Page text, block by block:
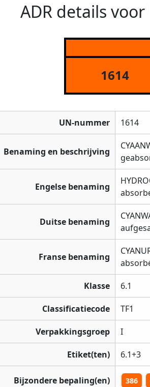
ADR details voor
1614
UN-nummer 1614
Benaming en beschrijving
Engelse benaming
Duitse benaming
Franse benaming
Klasse 6.1
Classificatiecode TF1
Verpakkingsgroep I
Etiket(ten) 6.1+3
Bijzondere bepaling(en) 386